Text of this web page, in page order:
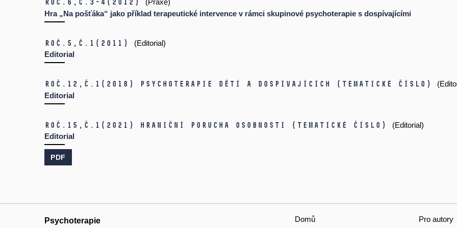
Roč.6, č.3-4 (2012)
(Praxe)
Hra „Na pošťáka“ jako příklad terapeutické intervence v rámci skupinové psychoterapie s dospívajícími
Roč.5, č.1 (2011)
(Editorial)
Editorial
Roč.12, č.1 (2018) Psychoterapie dětí a dospívajících (tematické číslo)
Editorial
Roč.15, č.1 (2021) Hraniční porucha osobnosti (tematické číslo)
(Editorial)
Editorial
PDF
Psychoterapie Domů Pro autory